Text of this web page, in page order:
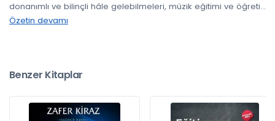
donanımlı ve bilinçli hâle gelebilmeleri, müzik eğitimi ve öğreti...
Özetin devamı
Benzer Kitaplar